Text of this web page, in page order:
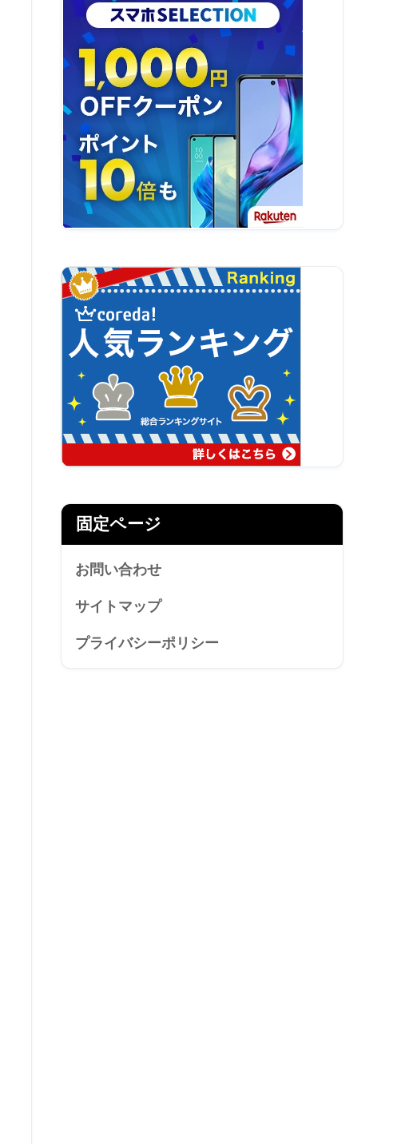
固定ページ
お問い合わせ
サイトマップ
プライバシーポリシー